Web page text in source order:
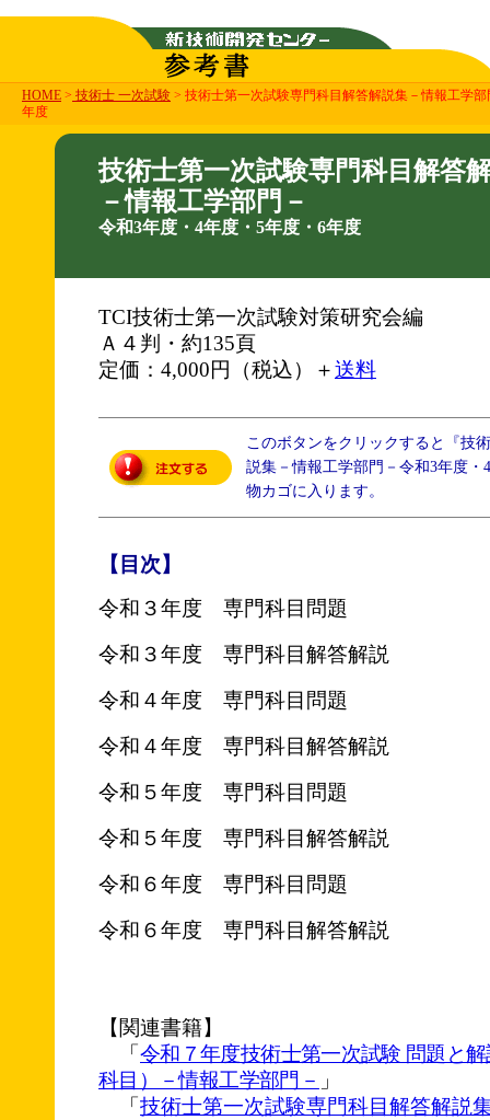
HOME > 技術士 一次試験 > 技術士第一次試験専門科目解答解説集－情報工学
年度
技術士第一次試験専門科目解答
－情報工学部門－
令和3年度・4年度・5年度・6年度
TCI技術士第一次試験対策研究会編
Ａ４判・約135頁
定価：4,000円（税込）＋送料
このボタンをクリックすると『技
説集－情報工学部門－令和3年度・
物カゴに入ります。
【目次】
令和３年度 専門科目問題
令和３年度 専門科目解答解説
令和４年度 専門科目問題
令和４年度 専門科目解答解説
令和５年度 専門科目問題
令和５年度 専門科目解答解説
令和６年度 専門科目問題
令和６年度 専門科目解答解説
【関連書籍】
「 令和７年度技術士第一次試験 問題と
科目）－情報工学部門－ 」
「 技術士第一次試験専門科目解答解説